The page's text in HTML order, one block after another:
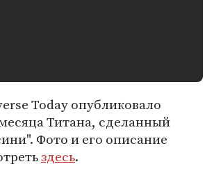
Today опубликовало
Титана, сделанный
Фото и его описание
здесь.